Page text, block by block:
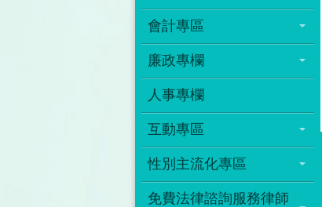
會計專區
廉政專欄
人事專欄
互動專區
性別主流化專區
免費法律諮詢服務律師